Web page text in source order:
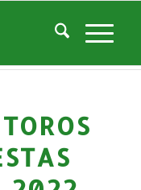
Turismo
Consuegra 2022